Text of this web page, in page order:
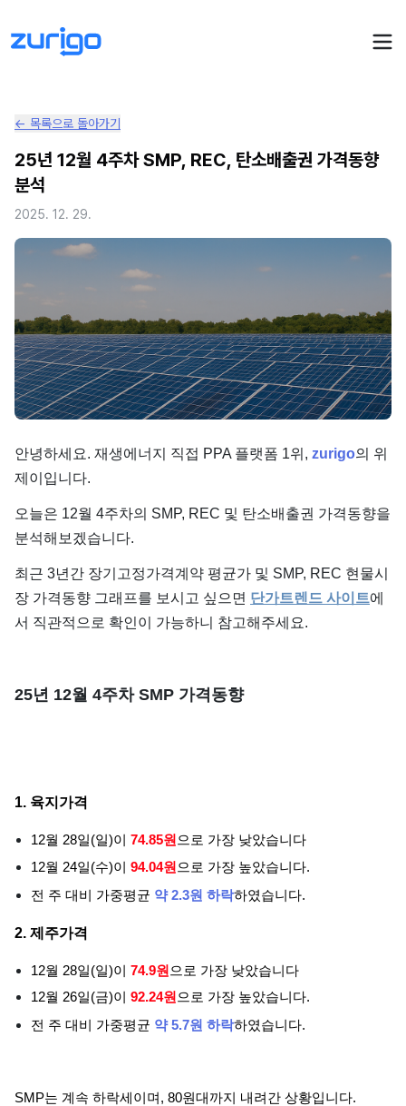
PPA 계약
수요기업 PPA 계산
발전소 PPA 계산
PPA 관리
PPA 모니터링
전기요금 시뮬레이션 NEW
PPA 매뉴얼
AI 컨설턴트 UPDATED
PPA 플레이
성공사례
에너지브리핑
단가
회사소개
← 목록으로 돌아가기
25년 12월 4주차 SMP, REC, 탄소배출권 가격동향
분석
2025. 12. 29.
안녕하세요. 재생에너지 직접 PPA 플랫폼 1위, zurigo의 위
제이입니다.
오늘은 12월 4주차의 SMP, REC 및 탄소배출권 가격동향을
분석해보겠습니다.
최근 3년간 장기고정가격계약 평균가 및 SMP, REC 현물시
장 가격동향 그래프를 보시고 싶으면 단가트렌드 사이트에
서 직관적으로 확인이 가능하니 참고해주세요.
25년 12월 4주차 SMP 가격동향
1. 육지가격
12월 28일(일)이 74.85원 으로 가장 낮았습니다
12월 24일(수)이 94.04원 으로 가장 높았습니다.
전 주 대비 가중평균 약 2.3원 하락하였습니다.
2. 제주가격
12월 28일(일)이 74.9원 으로 가장 낮았습니다
12월 26일(금)이 92.24원 으로 가장 높았습니다.
전 주 대비 가중평균 약 5.7원 하락하였습니다.
SMP는 계속 하락세이며, 80원대까지 내려간 상황입니다.